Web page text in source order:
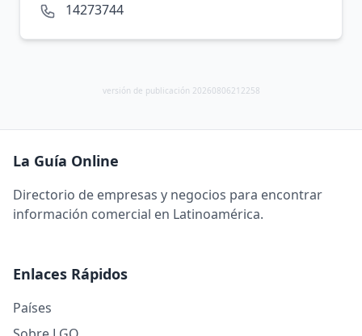
14273744
versión de publicación 20260806212258
La Guía Online
Directorio de empresas y negocios para encontrar
información comercial en Latinoamérica.
Enlaces Rápidos
Países